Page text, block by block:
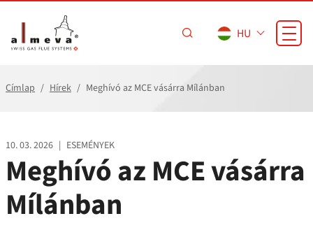
HU
Címlap Hírek Meghívó az MCE vásárra Mílánban
10. 03. 2026 | ESEMÉNYEK
Meghívó az MCE vásárra
Mílánban